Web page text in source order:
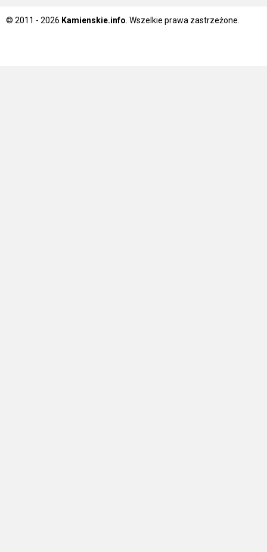
© 2011 - 2026 Kamienskie.info . Wszelkie prawa zastrzeżone.